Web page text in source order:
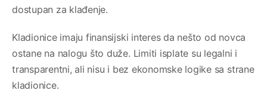
dostupan za klađenje.
Kladionice imaju finansijski interes da nešto od novca
ostane na nalogu što duže. Limiti isplate su legalni i
transparentni, ali nisu i bez ekonomske logike sa strane
kladionice.